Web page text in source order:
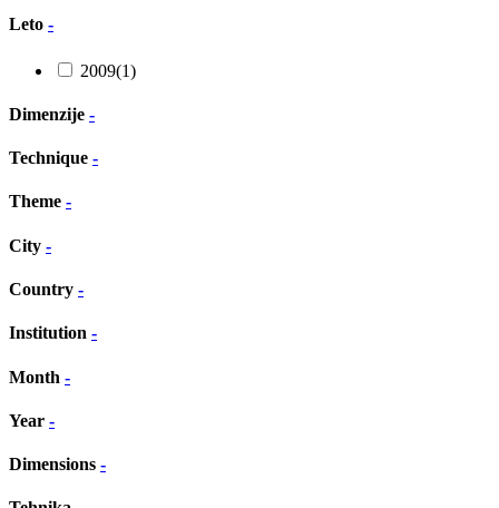
Leto -
2009(1)
Dimenzije -
Technique -
Theme -
City -
Country -
Institution -
Month -
Year -
Dimensions -